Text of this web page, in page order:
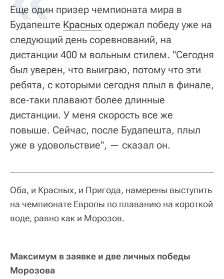
Еще один призер чемпионата мира в
Будапеште Красных одержал победу уже на
следующий день соревнований, на
дистанции 400 м вольным стилем. "Сегодня
был уверен, что выиграю, потому что эти
ребята, с которыми сегодня плыл в финале,
все-таки плавают более длинные
дистанции. У меня скорость все же
повыше. Сейчас, после Будапешта, плыл
уже в удовольствие", — сказал он.
Оба, и Красных, и Пригода, намерены выступить
на чемпионате Европы по плаванию на короткой
воде, равно как и Морозов.
Максимум в заявке и две личных победы
Морозова